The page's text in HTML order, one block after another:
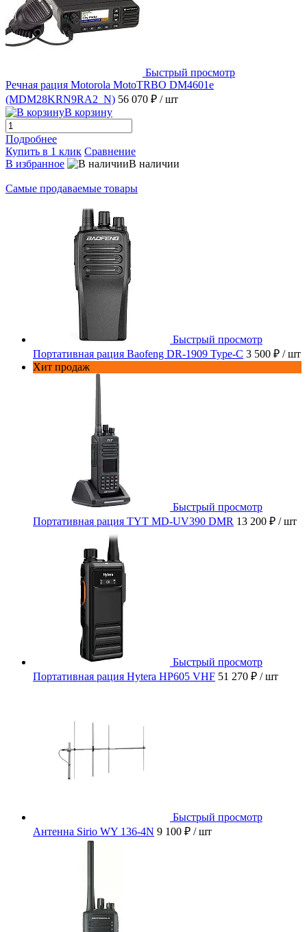
Быстрый просмотр
Речная рация Motorola MotoTRBO DM4601e
(MDM28KRN9RA2_N) 56 070 ₽ / шт
В корзину
Подробнее
Купить в 1 клик Сравнение
В избранное
В наличии
Самые продаваемые товары
Быстрый просмотр
Портативная рация Baofeng DR-1909 Type-C 3 500 ₽ / шт
Хит продаж
Быстрый просмотр
Портативная рация TYT MD-UV390 DMR 13 200 ₽ / шт
Быстрый просмотр
Портативная рация Hytera HP605 VHF 51 270 ₽ / шт
Быстрый просмотр
Антенна Sirio WY 136-4N 9 100 ₽ / шт